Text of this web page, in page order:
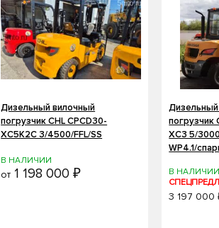
Дизельный вилочный
погрузчик CHL CPCD30-
XC5K2C 3/4500/FFL/SS
В НАЛИЧИИ
от 1 198 000 ₽
погрузчик
XC3 5/
WP4.1/
В НАЛИЧИИ
3 197 000